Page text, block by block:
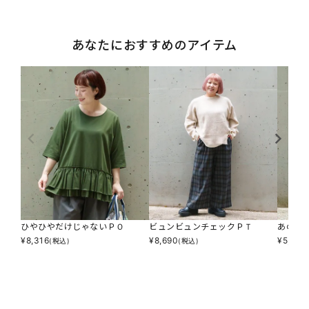
あなたにおすすめのアイテム
ひやひやだけじゃないＰＯ
¥8,316(税込)
ビュンビュンチェックＰＴ
¥8,690(税込)
あの人
¥5,874